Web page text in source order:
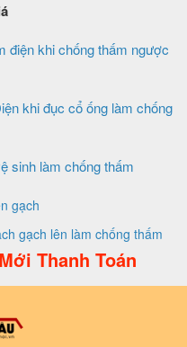
điện khi chống thấm ngược
khi đục cổ ống làm chống
sinh làm chống thấm
gạch
gạch lên làm chống thấm
Thanh Toán